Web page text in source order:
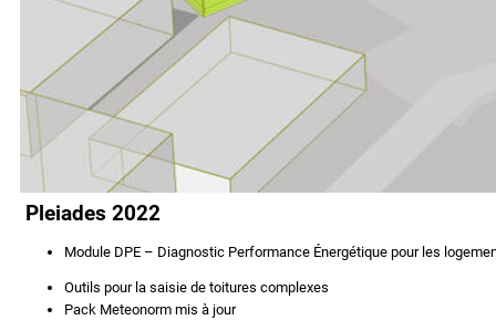
Pleiades 2022
Module DPE – Diagnostic Performance Énergétique pour les
Outils pour la saisie de toitures complexes
Pack Meteonorm mis à jour